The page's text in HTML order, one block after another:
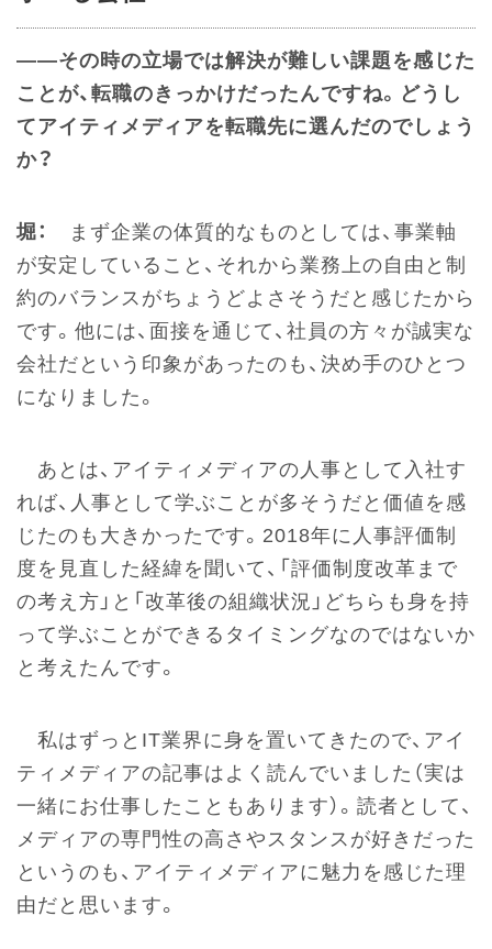
――その時の立場では解決が難しい課題を感じた
ことが、転職のきっかけだったんですね。どうし
てアイティメディアを転職先に選んだのでしょう
か？
堀：
まず企業の体質的なものとしては、事業軸
が安定していること、それから業務上の自由と制
約のバランスがちょうどよさそうだと感じたから
です。他には、面接を通じて、社員の方々が誠実な
会社だという印象があったのも、決め手のひとつ
になりました。
あとは、アイティメディアの人事として入社す
れば、人事として学ぶことが多そうだと価値を感
じたのも大きかったです。2018年に人事評価制
度を見直した経緯を聞いて、「評価制度改革まで
の考え方」と「改革後の組織状況」どちらも身を持
って学ぶことができるタイミングなのではないか
と考えたんです。
私はずっとIT業界に身を置いてきたので、アイ
ティメディアの記事はよく読んでいました（実は
一緒にお仕事したこともあります）。読者として、
メディアの専門性の高さやスタンスが好きだった
というのも、アイティメディアに魅力を感じた理
由だと思います。